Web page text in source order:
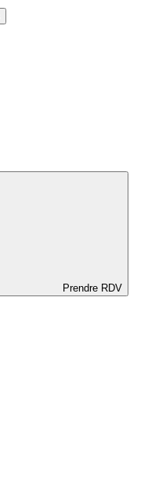
Prendre RDV